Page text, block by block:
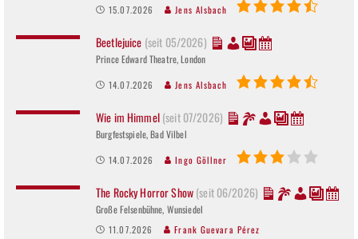
15.07.2026 Jens Alsbach
Beetlejuice (seit 05/2026)
Prince Edward Theatre, London
14.07.2026 Jens Alsbach
Wie im Himmel(seit 07/2026)
Burgfestspiele, Bad Vilbel
14.07.2026 Ingo Göllner
The Rocky Horror Show(seit 06/2026)
Große Felsenbühne, Wunsiedel
11.07.2026 Frank Guevara Pérez